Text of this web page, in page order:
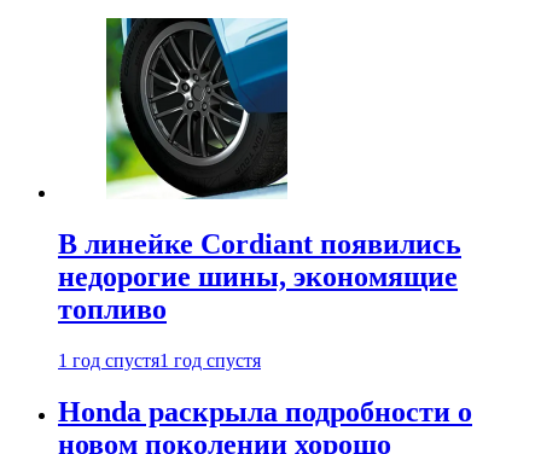
В линейке Cordiant появились
недорогие шины, экономящие
топливо
1 год спустя1 год спустя
Honda раскрыла подробности о
новом поколении хорошо